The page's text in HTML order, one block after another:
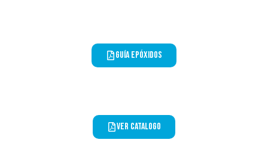
Guía Epóxidos
ver catalogo